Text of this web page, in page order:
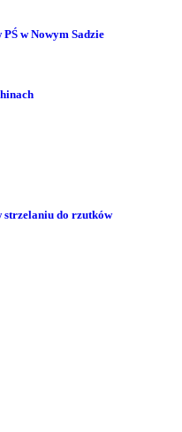
w Nowym Sadzie
strzelaniu do rzutków